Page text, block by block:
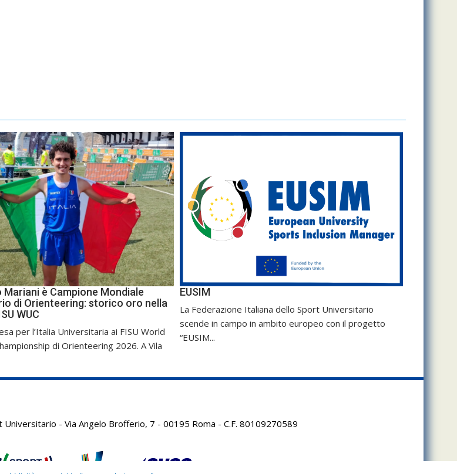
Mariani è Campione Mondiale
di Orienteering: storico oro nella
WUC
per l’Italia Universitaria ai FISU World
di Orienteering 2026. A Vila
EUSIM
La Federazione Italiana dello Sport Universitario
scende in campo in ambito europeo con il progetto
“EUSIM...
Universitario - Via Angelo Brofferio, 7 - 00195 Roma - C.F. 80109270589